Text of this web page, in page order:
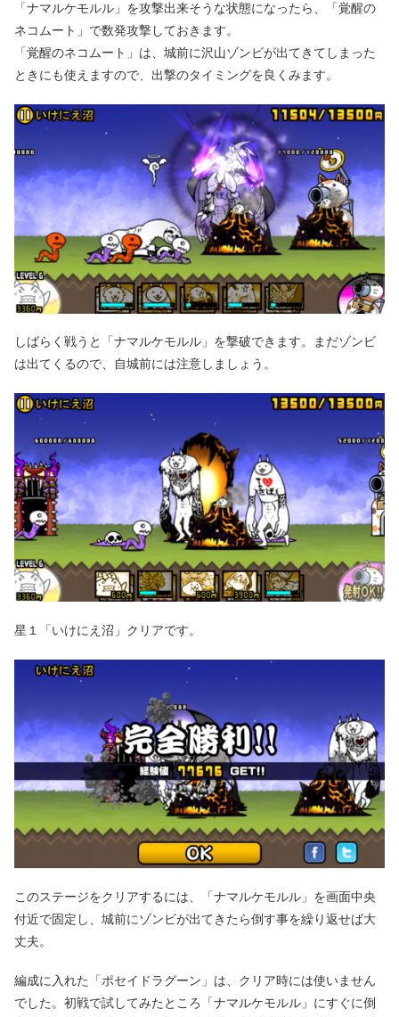
「ナマルケモルル」を攻撃出来そうな状態になったら、「覚醒の
ネコムート」で数発攻撃しておきます。
「覚醒のネコムート」は、城前に沢山ゾンビが出てきてしまった
ときにも使えますので、出撃のタイミングを良くみます。
しばらく戦うと「ナマルケモルル」を撃破できます。まだゾンビ
は出てくるので、自城前には注意しましょう。
星１「いけにえ沼」クリアです。
このステージをクリアするには、「ナマルケモルル」を画面中央
付近で固定し、城前にゾンビが出てきたら倒す事を繰り返せば大
丈夫。
編成に入れた「ポセイドラグーン」は、クリア時には使いません
でした。初戦で試してみたところ「ナマルケモルル」にすぐに倒